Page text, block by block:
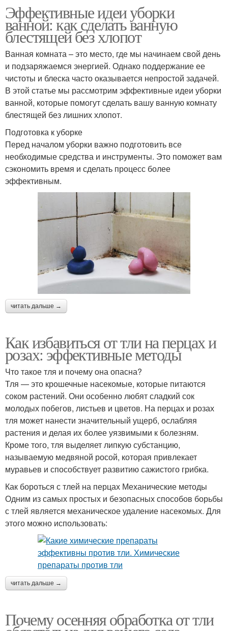
Эффективные идеи уборки
ванной: как сделать ванную
блестящей без хлопот
Ванная комната – это место, где мы начинаем свой день
и подзаряжаемся энергией. Однако поддержание ее
чистоты и блеска часто оказывается непростой задачей.
В этой статье мы рассмотрим эффективные идеи уборки
ванной, которые помогут сделать вашу ванную комнату
блестящей без лишних хлопот.
Подготовка к уборке
Перед началом уборки важно подготовить все
необходимые средства и инструменты. Это поможет вам
сэкономить время и сделать процесс более
эффективным.
читать дальше →
Как избавиться от тли на перцах и
розах: эффективные методы
Что такое тля и почему она опасна?
Тля — это крошечные насекомые, которые питаются
соком растений. Они особенно любят сладкий сок
молодых побегов, листьев и цветов. На перцах и розах
тля может нанести значительный ущерб, ослабляя
растения и делая их более уязвимыми к болезням.
Кроме того, тля выделяет липкую субстанцию,
называемую медвяной росой, которая привлекает
муравьев и способствует развитию сажистого грибка.
Как бороться с тлей на перцах Механические методы
Одним из самых простых и безопасных способов борьбы
с тлей является механическое удаление насекомых. Для
этого можно использовать:
читать дальше →
Почему осенняя обработка от тли